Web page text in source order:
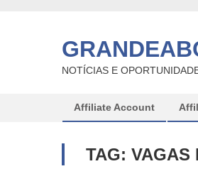
NOTÍCIAS E
Affiliate Account
TAG: VAGAS